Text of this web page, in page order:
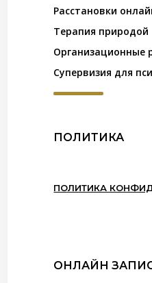
Расстановки
Терапия природой
Организационные
Супервизия для
ПОЛИТИКА
ПОЛИТИКА
ОНЛАЙН